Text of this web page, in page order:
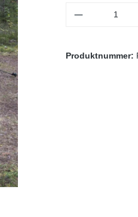
Produkt
Produktnummer: